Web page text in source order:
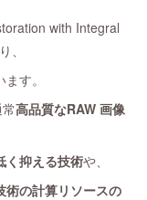
with Integral
、
す。
高品質なRAW 画像
く抑える技術や、
術の計算リソースの